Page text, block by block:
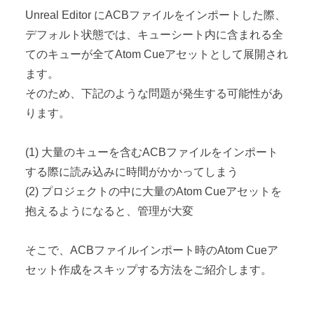
Unreal Editor にACBファイルをインポートした際、
デフォルト状態では、キューシート内に含まれる全
てのキューが全てAtom Cueアセットとして展開され
ます。
そのため、下記のような問題が発生する可能性があ
ります。
(1) 大量のキューを含むACBファイルをインポート
する際に読み込みに時間がかかってしまう
(2) プロジェクトの中に大量のAtom Cueアセットを
抱えるようになると、管理が大変
そこで、ACBファイルインポート時のAtom Cueア
セット作成をスキップする方法をご紹介します。